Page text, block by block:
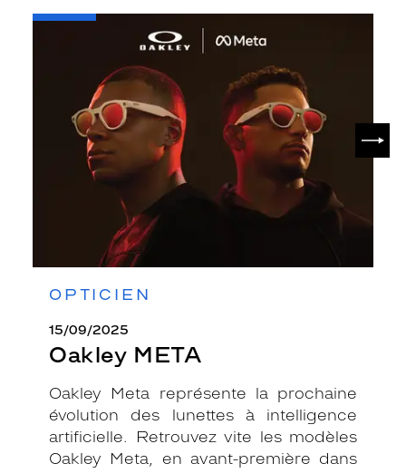
OPTICIEN
15/09/2025
Oakley META
Oakley Meta représente la prochaine
évolution des lunettes à intelligence
artificielle. Retrouvez vite les modèles
Oakley Meta, en avant-première dans
-